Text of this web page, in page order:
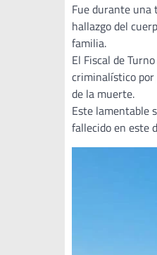
Fue durante una
hallazgo del
familia.
El Fiscal de
criminalístico por
de la muerte.
Este lamentable
fallecido en este